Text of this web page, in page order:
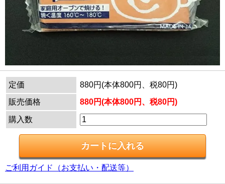
定価
880円(本体800円、税80円)
販売価格
880円(本体800円、税80円)
購入数
ご利用ガイド（お支払い・配送等）